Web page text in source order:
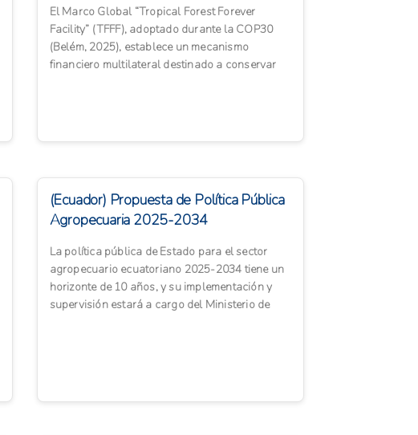
El Marco Global “Tropical Forest Forever
Facility” (TFFF), adoptado durante la COP30
(Belém, 2025), establece un mecanismo
financiero multilateral destinado a conservar
(Ecuador) Propuesta de Política Pública
Agropecuaria 2025-2034
La política pública de Estado para el sector
agropecuario ecuatoriano 2025-2034 tiene un
horizonte de 10 años, y su implementación y
supervisión estará a cargo del Ministerio de